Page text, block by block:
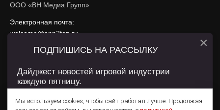
ООО «ВН Медиа Групп»
Электронная почта:
welcome@app2top.ru
При использовании материалов активная ссылка на
Сайт использует IP адреса, cookie, данные геолокации
использования содержатся вПолитике конфиденциальностии
Мы используем cookies, чтобы сайт работал лучше. Продолжая
ПОДПИШИСЬ НА РАССЫЛКУ
Дайджест новостей игровой индустрии
каждую пятницу.
×